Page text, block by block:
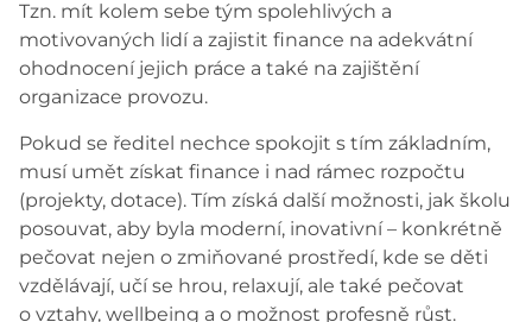
Tzn. mít kolem sebe tým spolehlivých a
motivovaných lidí a zajistit finance na adekvátní
ohodnocení jejich práce a také na zajištění
organizace provozu.
Pokud se ředitel nechce spokojit s tím základním,
musí umět získat finance i nad rámec rozpočtu
(projekty, dotace). Tím získá další možnosti, jak školu
posouvat, aby byla moderní, inovativní – konkrétně
pečovat nejen o zmiňované prostředí, kde se děti
vzdělávají, učí se hrou, relaxují, ale také pečovat
o vztahy, wellbeing a o možnost profesně růst.